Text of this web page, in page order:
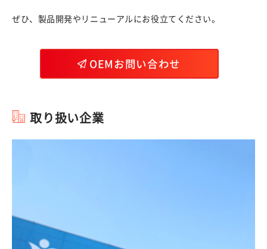
ぜひ、製品開発やリニューアルにお役立てください。
OEMお問い合わせ
取り扱い企業